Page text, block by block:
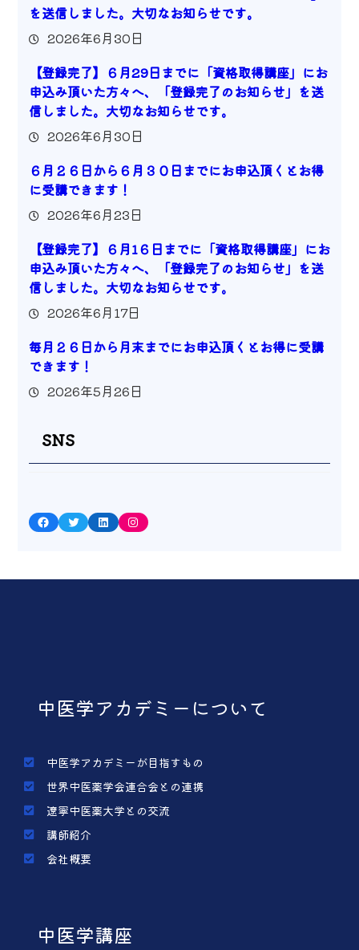
を送信しました。大切なお知らせです。
2026年6月30日
【登録完了】６月29日までに「資格取得講座」にお
申込み頂いた方々へ、「登録完了のお知らせ」を送
信しました。大切なお知らせです。
2026年6月30日
６月２６日から６月３０日までにお申込頂くとお得
に受講できます！
2026年6月23日
【登録完了】６月1６日までに「資格取得講座」にお
申込み頂いた方々へ、「登録完了のお知らせ」を送
信しました。大切なお知らせです。
2026年6月17日
毎月２６日から月末までにお申込頂くとお得に受講
できます！
2026年5月26日
SNS
Facebook Twitter LinkedIn Instagram
中医学アカデミーについて
中医学アカデミーが目指すもの
世界中医薬学会連合会との連携
遼寧中医薬大学との交流
講師紹介
会社概要
中医学講座